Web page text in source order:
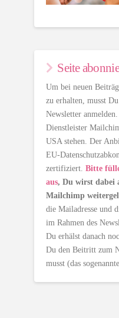
Seite
Um bei neuen
zu erhalten, musst
Newsletter
Dienstleister
USA stehen. Der
EU-
zertifiziert.Bitte
aus, Du wirst dabei
Mailchimp
die Mailadresse und
im Rahmen des
Du erhälst danach
Du den Beitritt zum
musst (das